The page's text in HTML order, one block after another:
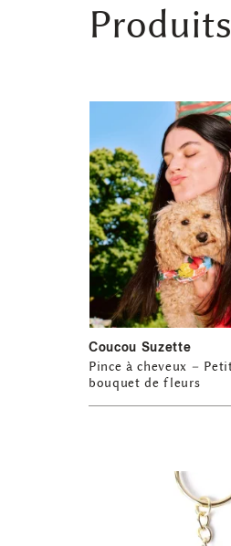
Coucou Suzette
Pince à cheveux –
bouquet de fleurs